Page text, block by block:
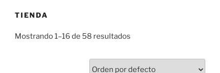
TIENDA
Mostrando 1–16 de 58 resultados